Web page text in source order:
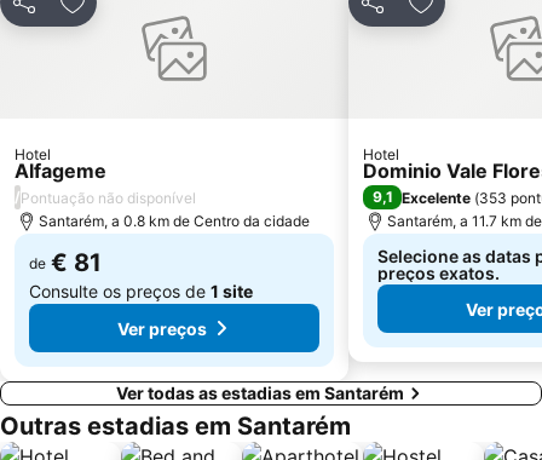
Estação de Autocarros Caldas da Rainha
Estação de Caminhos de Ferro de Tomar
Diver Almourol Região Aventura
Praça de Touros Monumental Celestino Graça
Piscinas Municipais Caldas da Rainha
Estação de Comboios de Valado
Castro de Pragança
Campera Outlet
PartilharAdicionar aos favoritos
Hotel
Alfageme
/Pontuação não disponível
Santarém, a 0.8 km de Centro da cidade
de € 81
Consulte os preços de 1 site
Ver preços
PartilharAdicionar
Hotel
Dominio Vale
9,1 Excelente (353
Santarém, a 11.7 km
Selecione as datas
preços exatos.
Ver
Ver todas as estadias em Santarém
Outras estadias em Santarém